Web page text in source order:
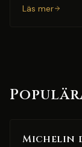
Läs mer
Michelin